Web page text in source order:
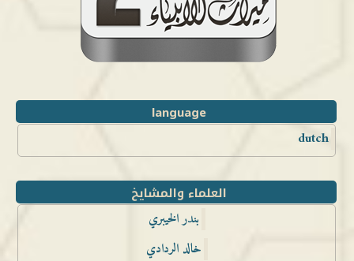
language
dutch
العلماء والمشايخ
بندر الخيبري
خالد الردادي